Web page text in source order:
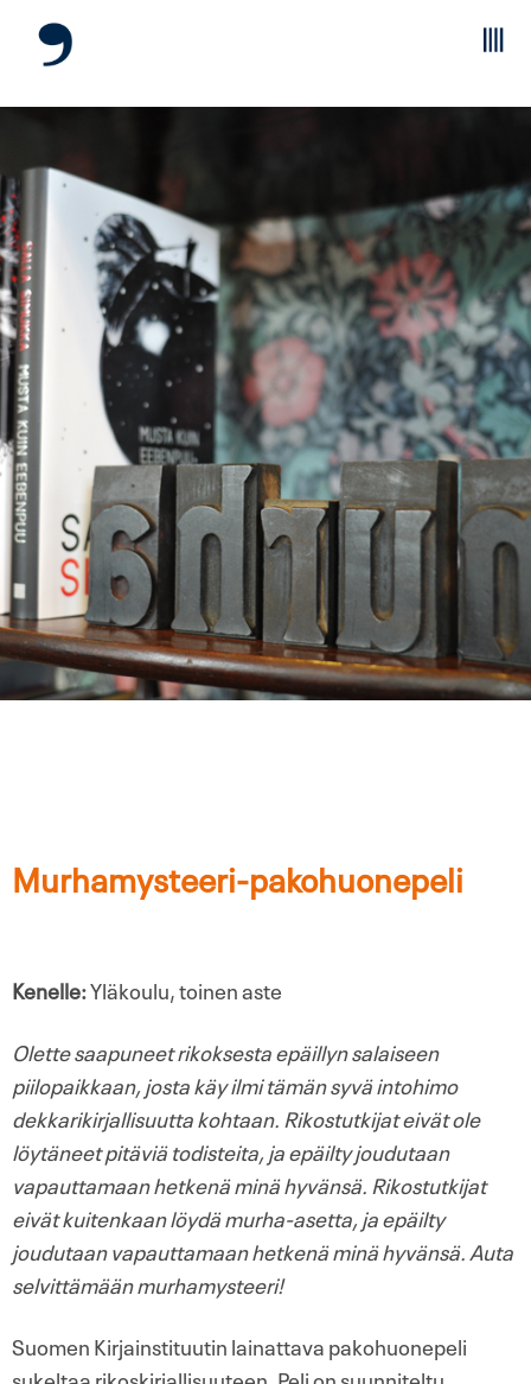
Murhamysteeri-pakohuonepeli
Kenelle:Yläkoulu, toinen aste
Olette saapuneet rikoksesta epäillyn salaiseen
piilopaikkaan, josta käy ilmi tämän syvä intohimo
dekkarikirjallisuutta kohtaan. Rikostutkijat eivät ole
löytäneet pitäviä todisteita, ja epäilty joudutaan
vapauttamaan hetkenä minä hyvänsä. Rikostutkijat
eivät kuitenkaan löydä murha-asetta, ja epäilty
joudutaan vapauttamaan hetkenä minä hyvänsä. Auta
selvittämään murhamysteeri!
Suomen Kirjainstituutin lainattava pakohuonepeli